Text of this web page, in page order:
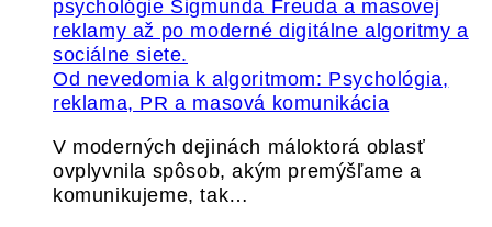
Od nevedomia k algoritmom: Psychológia,
reklama, PR a masová komunikácia
V moderných dejinách máloktorá oblasť
ovplyvnila spôsob, akým premýšľame a
komunikujeme, tak…